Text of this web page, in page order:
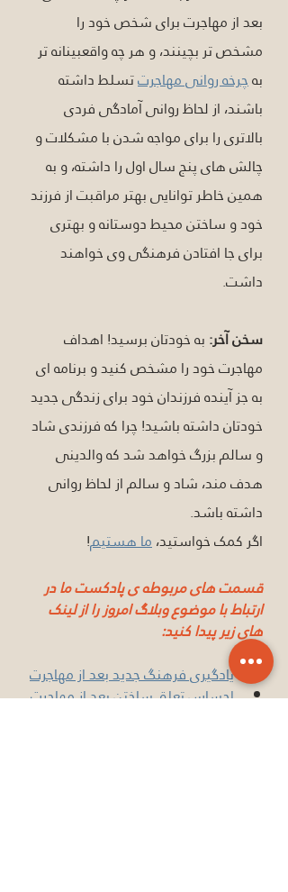
بعد از مهاجرت برای شخص خود را
مشخص تر بچینند، و هر چه واقعبینانه تر
به چرخه روانی مهاجرت تسلط داشته
باشند، از لحاظ روانی آمادگی فردی
بالاتری را برای مواجه شدن با مشکلات و
چالش های پنج سال اول را داشته، و به
همین خاطر توانایی بهتر مراقبت از فرزند
خود و ساختن محیط دوستانه و بهتری
برای جا افتادن فرهنگی وی خواهند
داشت.
سخن آخر: به خودتان برسید! اهداف
مهاجرت خود را مشخص کنید و برنامه ای
به جز آینده فرزندان خود برای زندگی جدید
خودتان داشته باشید! چرا که فرزندی شاد
و سالم بزرگ خواهد شد که والدینی
هدف مند، شاد و سالم از لحاظ روانی
داشته باشد.
اگر کمک خواستید، ما هستیم!
قسمت های مربوطه ی پادکست ما در
ارتباط با موضوع وبلاگ امروز را از لینک
های زیر پیدا کنید:
یادگیری فرهنگ جدید بعد از مهاجرت
احساس تعلق ساختن بعد از مهاجرت